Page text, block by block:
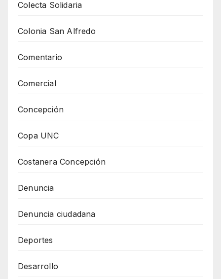
Colecta Solidaria
Colonia San Alfredo
Comentario
Comercial
Concepción
Copa UNC
Costanera Concepción
Denuncia
Denuncia ciudadana
Deportes
Desarrollo